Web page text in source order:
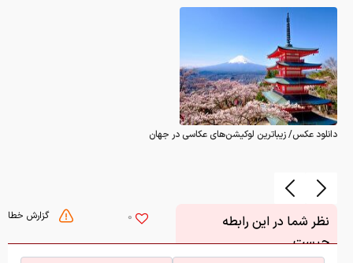
دانلود عکس/ زیباترین لوکیشن‌های عکاسی در جهان
گزارش خطا 0
نظر شما در این رابطه
چیست